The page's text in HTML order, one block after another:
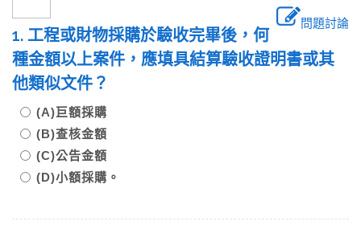
問題討論
1. 工程或財物採購於驗收完畢後，何
種金額以上案件，應填具結算驗收證明書或其
他類似文件？
(A)巨額採購
(B)查核金額
(C)公告金額
(D)小額採購。